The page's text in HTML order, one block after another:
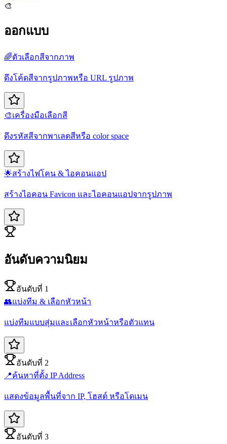
🎨
ออกแบบ
🌈ตัวเลือกสีจากภาพ
ดึงโค้ดสีจากรูปภาพหรือ URL รูปภาพ
🎨เครื่องมือเลือกสี
ดึงรหัสสีจากพาเลตสีหรือ color space
🌟สร้างไฟ​โคน & ไอคอนแอป
สร้างไอคอน Favicon และไอคอนแอปจากรูปภาพ
อันดับความนิยม
อันดับที่ 1
👥แบ่งทีม & เลือกหัวหน้า
แบ่งทีมแบบสุ่มและเลือกหัวหน้าหรือตัวแทน
อันดับที่ 2
📍ค้นหาที่ตั้ง IP Address
แสดงข้อมูลพื้นที่จาก IP, โฮสต์ หรือโดเมน
อันดับที่ 3